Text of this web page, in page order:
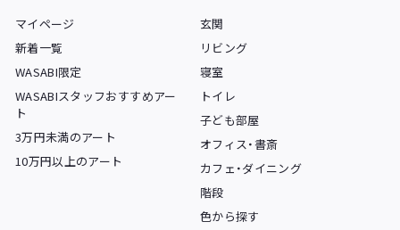
マイページ
新着一覧
WASABI限定
WASABIスタッフおすすめアー
ト
3万円未満のアート
10万円以上のアート
玄関
リビング
寝室
トイレ
子ども部屋
オフィス・書斎
カフェ・ダイニング
階段
色から探す